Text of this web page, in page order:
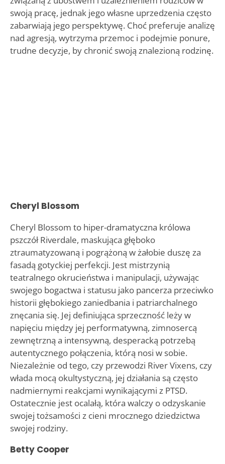
swoją pracę, jednak jego własne uprzedzenia często
zabarwiają jego perspektywę. Choć preferuje analizę
nad agresją, wytrzyma przemoc i podejmie ponure,
trudne decyzje, by chronić swoją znalezioną rodzinę.
Cheryl Blossom
Cheryl Blossom to hiper-dramatyczna królowa
pszczół Riverdale, maskująca głęboko
ztraumatyzowaną i pogrążoną w żałobie duszę za
fasadą gotyckiej perfekcji. Jest mistrzynią
teatralnego okrucieństwa i manipulacji, używając
swojego bogactwa i statusu jako pancerza przeciwko
historii głębokiego zaniedbania i patriarchalnego
znęcania się. Jej definiująca sprzeczność leży w
napięciu między jej performatywną, zimnosercą
zewnętrzną a intensywną, desperacką potrzebą
autentycznego połączenia, którą nosi w sobie.
Niezależnie od tego, czy przewodzi River Vixens, czy
włada mocą okultystyczną, jej działania są często
nadmiernymi reakcjami wynikającymi z PTSD.
Ostatecznie jest ocalałą, która walczy o odzyskanie
swojej tożsamości z cieni mrocznego dziedzictwa
swojej rodziny.
Betty Cooper